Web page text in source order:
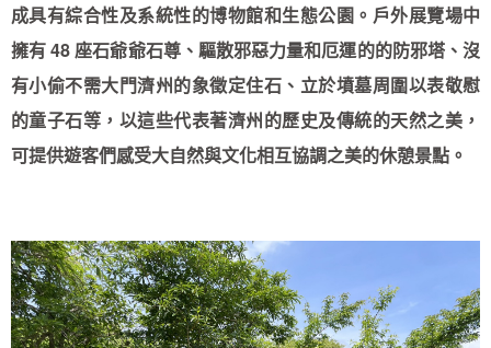
成具有綜合性及系統性的博物館和生態公園。戶外展覽場中
擁有 48 座石爺爺石尊、驅散邪惡力量和厄運的的防邪塔、沒
有小偷不需大門濟州的象徵定住石、立於墳墓周圍以表敬慰
的童子石等，以這些代表著濟州的歷史及傳統的天然之美，
可提供遊客們感受大自然與文化相互協調之美的休憩景點。